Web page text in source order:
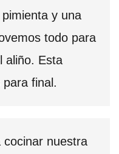
y una
todo para
aliño. Esta
final.
cocinar nuestra